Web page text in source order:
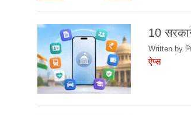
10
Written by
ऐप्स